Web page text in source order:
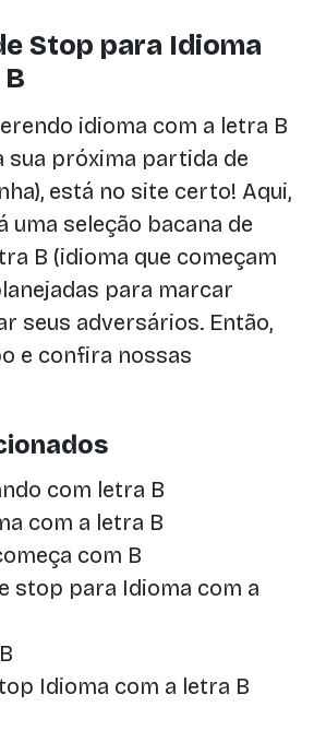
Stop para Idioma
idioma com a letra B
sua próxima partida de
está no site certo! Aqui,
uma seleção bacana de
B (idioma que começam
para marcar
seus adversários. Então,
e confira nossas
com letra B
com a letra B
com B
stop para Idioma com a
Idioma com a letra B